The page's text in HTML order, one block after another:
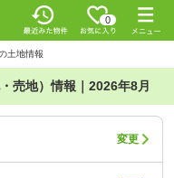
0
土地情報
売地）情報｜2026年8月
変更